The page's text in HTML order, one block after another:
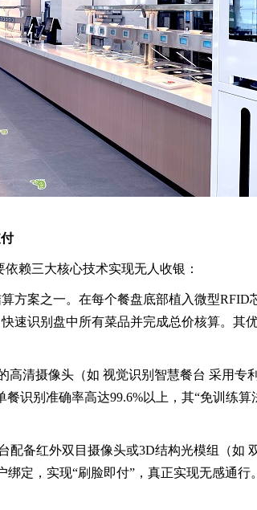
赖三大核心技术实现无人收银：
方案之一。在每个餐盘底部植入微型
速识别盘中所有菜品并完成总价核算。
高清摄像头（如 视觉识别智慧餐台 采用
识别准确率高达99.6%以上，其“免训练
配备红外双目摄像头或3D结构光模组（如
定，实现“刷脸即付”，真正实现无感通行。